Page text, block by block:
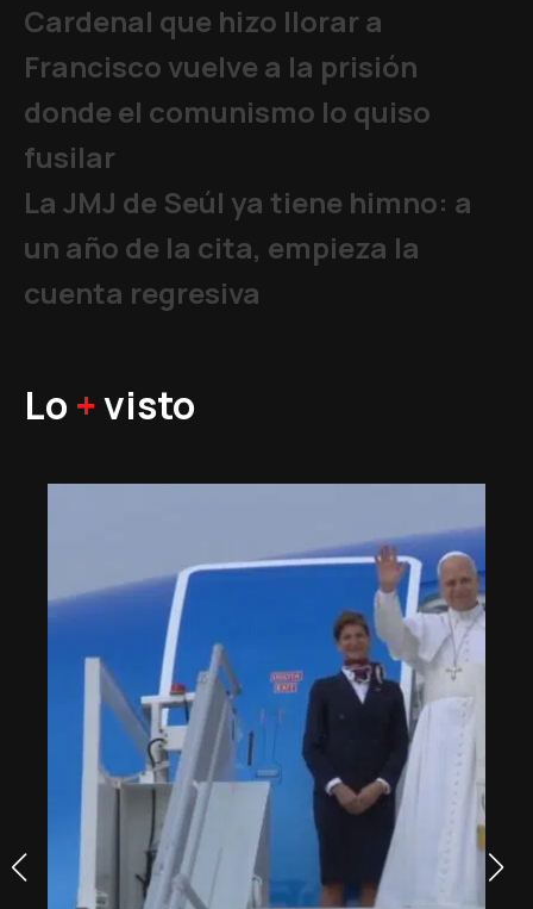
Cardenal que hizo llorar a
Francisco vuelve a la prisión
donde el comunismo lo quiso
fusilar
La JMJ de Seúl ya tiene himno: a
un año de la cita, empieza la
cuenta regresiva
Lo +visto